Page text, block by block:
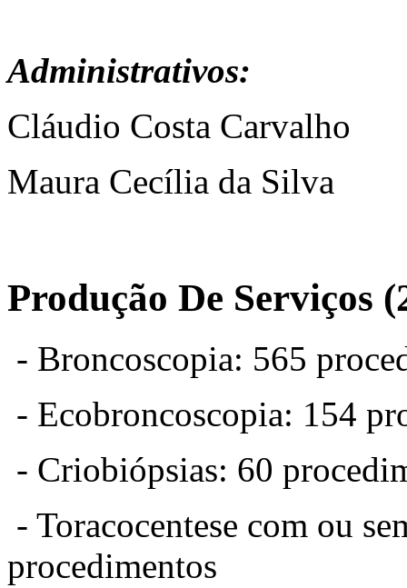
Administrativos:
Cláudio Costa Carvalho
Maura Cecília da Silva
Produção De Serviços
- Broncoscopia: 565
- Ecobroncoscopia: 154
- Criobiópsias: 60
- Toracocentese com ou
procedimentos